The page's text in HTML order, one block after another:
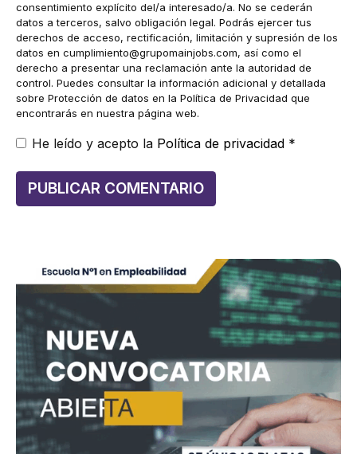
consentimiento explícito del/a interesado/a. No se cederán
datos a terceros, salvo obligación legal. Podrás ejercer tus
derechos de acceso, rectificación, limitación y supresión de los
datos en cumplimiento@grupomainjobs.com, así como el
derecho a presentar una reclamación ante la autoridad de
control. Puedes consultar la información adicional y detallada
sobre Protección de datos en la Política de Privacidad que
encontrarás en nuestra página web.
He leído y acepto la Política de privacidad *